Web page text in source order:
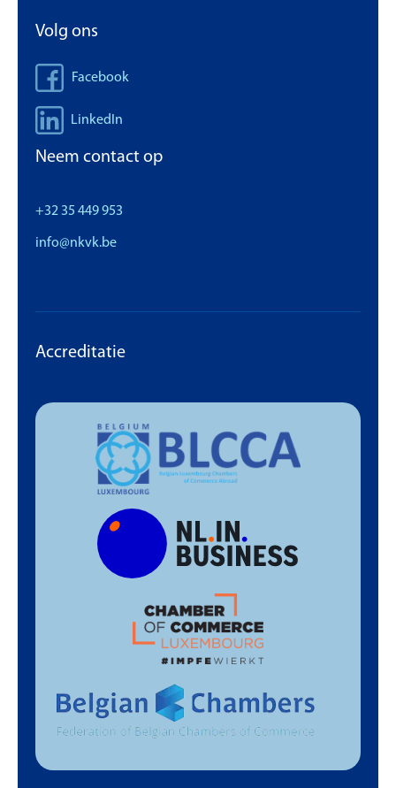
Volg ons
Facebook
LinkedIn
Neem contact op
+32 35 449 953
info@nkvk.be
Accreditatie